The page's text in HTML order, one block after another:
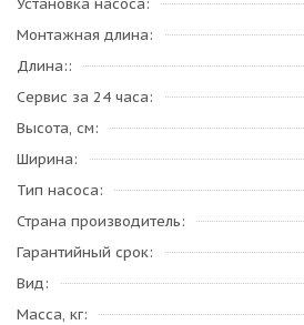
Установка насоса
Монтажная длина
Длина:
Сервис за 24 часа
Высота, см
Ширина
Тип насоса
Страна производитель
Гарантийный срок
Вид
Масса, кг